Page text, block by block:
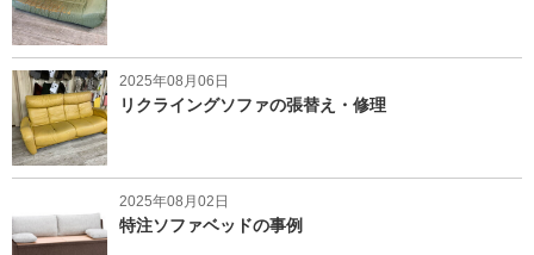
2025年08月06日
リクライングソファの張替え・修理
2025年08月02日
特注ソファベッドの事例